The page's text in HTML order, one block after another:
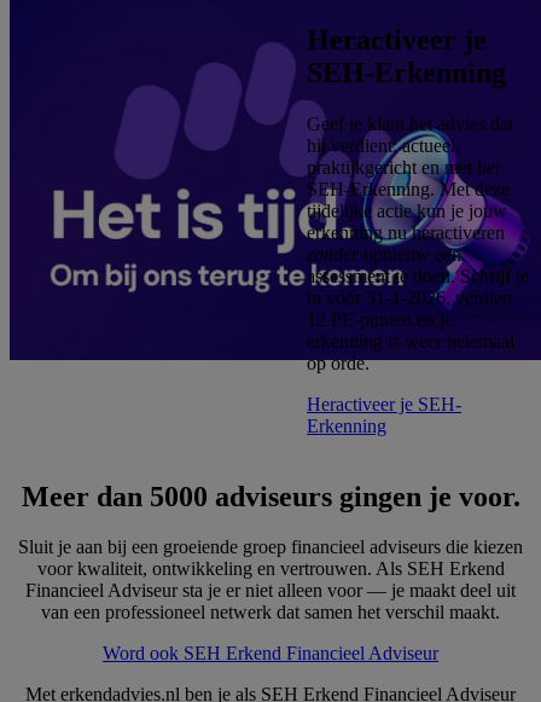
Heractiveer je
SEH-Erkenning
Geef je klant het advies dat
hij verdient: actueel,
praktijkgericht en met het
SEH-Erkenning. Met deze
tijdelijke actie kun je jouw
erkenning nu heractiveren
zonder opnieuw een
assessment te doen. Schrijf je
in vóór 31-1-2026, verdien
12 PE-punten en je
erkenning is weer helemaal
op orde.
Heractiveer je SEH-
Erkenning
Meer dan 5000 adviseurs gingen je voor.
Sluit je aan bij een groeiende groep financieel adviseurs die kiezen
voor kwaliteit, ontwikkeling en vertrouwen. Als SEH Erkend
Financieel Adviseur sta je er niet alleen voor — je maakt deel uit
van een professioneel netwerk dat samen het verschil maakt.
Word ook SEH Erkend Financieel Adviseur
Met erkendadvies.nl ben je als SEH Erkend Financieel Adviseur